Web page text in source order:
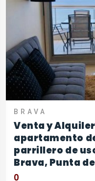
BRAVA
Venta y
apartamento
parrillero de
Brava, Punta
0